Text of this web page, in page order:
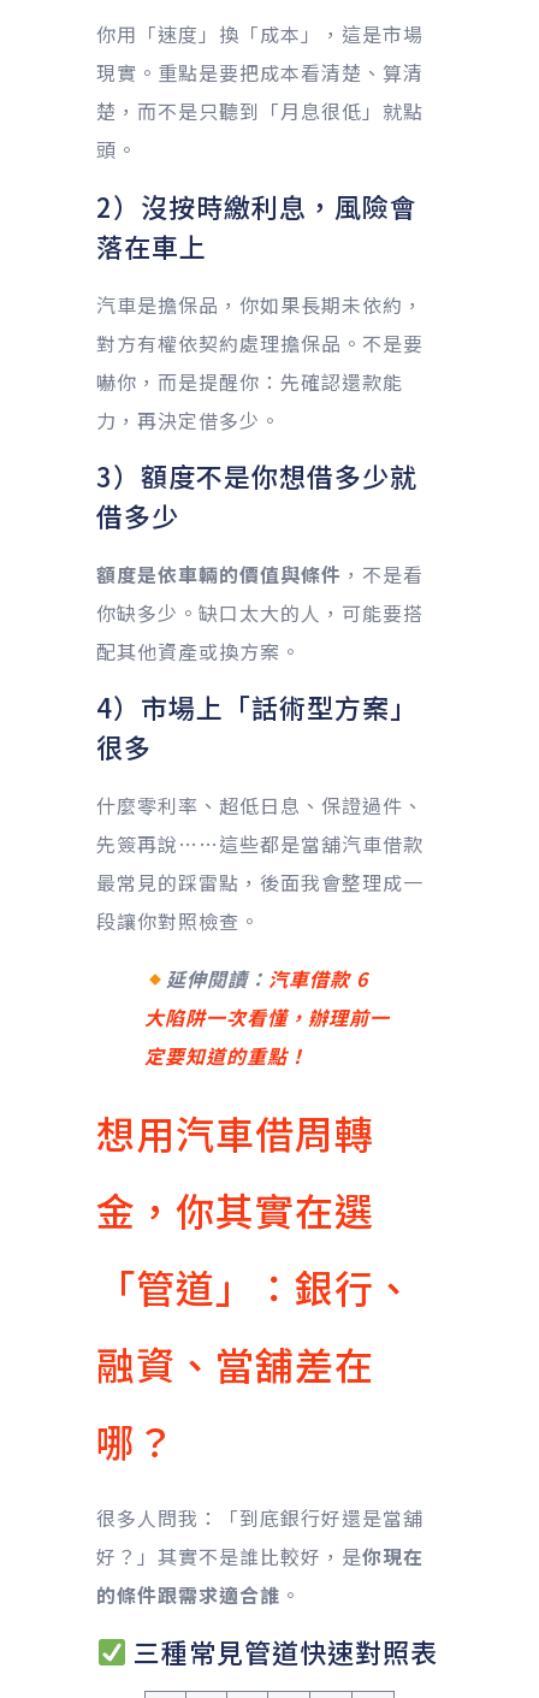
你用「速度」換「成本」，這是市場
現實。重點是要把成本看清楚、算清
楚，而不是只聽到「月息很低」就點
頭。
2）沒按時繳利息，風險會
落在車上
汽車是擔保品，你如果長期未依約，
對方有權依契約處理擔保品。不是要
嚇你，而是提醒你：先確認還款能
力，再決定借多少。
3）額度不是你想借多少就
借多少
額度是依車輛的價值與條件 ，不是看
你缺多少。缺口太大的人，可能要搭
配其他資產或換方案。
4）市場上「話術型方案」
很多
什麼零利率、超低日息、保證過件、
先簽再說……這些都是當舖汽車借款
最常見的踩雷點，後面我會整理成一
段讓你對照檢查。
延伸閱讀： 汽車借款 6
大陷阱一次看懂，辦理前一
定要知道的重點！
想用汽車借周轉
金，你其實在選
「管道」：銀行、
融資、當舖差在
哪？
很多人問我：「到底銀行好還是當舖
好？」其實不是誰比較好，是你現在
的條件跟需求適合誰 。
三種常見管道快速對照表